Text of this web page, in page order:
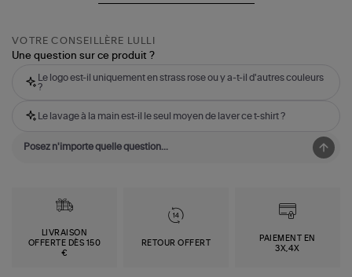
VOTRE CONSEILLÈRE LULLI
Une question sur ce produit ?
Le logo est-il uniquement en strass rose ou y a-t-il d'autres couleurs
?
Le lavage à la main est-il le seul moyen de laver ce t-shirt ?
LIVRAISON
OFFERTE DÈS 150
€
RETOUR OFFERT
PAIEMENT EN
3X,4X